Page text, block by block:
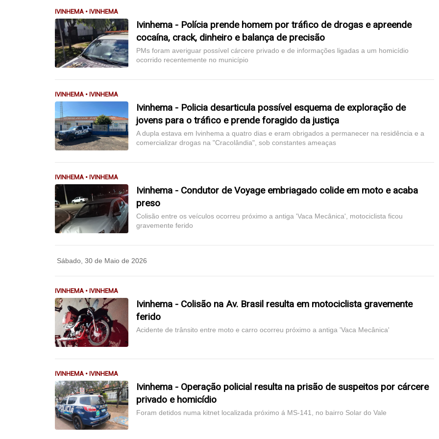
IVINHEMA • IVINHEMA
Ivinhema - Polícia prende homem por tráfico de drogas e apreende
cocaína, crack, dinheiro e balança de precisão
PMs foram averiguar possível cárcere privado e de informações ligadas a um homicídio
ocorrido recentemente no município
IVINHEMA • IVINHEMA
Ivinhema - Policia desarticula possível esquema de exploração de
jovens para o tráfico e prende foragido da justiça
A dupla estava em Ivinhema a quatro dias e eram obrigados a permanecer na residência e a
comercializar drogas na "Cracolândia", sob constantes ameaças
IVINHEMA • IVINHEMA
Ivinhema - Condutor de Voyage embriagado colide em moto e acaba
preso
Colisão entre os veículos ocorreu próximo a antiga 'Vaca Mecânica', motociclista ficou
gravemente ferido
Sábado, 30 de Maio de 2026
IVINHEMA • IVINHEMA
Ivinhema - Colisão na Av. Brasil resulta em motociclista gravemente
ferido
Acidente de trânsito entre moto e carro ocorreu próximo a antiga 'Vaca Mecânica'
IVINHEMA • IVINHEMA
Ivinhema - Operação policial resulta na prisão de suspeitos por cárcere
privado e homicídio
Foram detidos numa kitnet localizada próximo á MS-141, no bairro Solar do Vale